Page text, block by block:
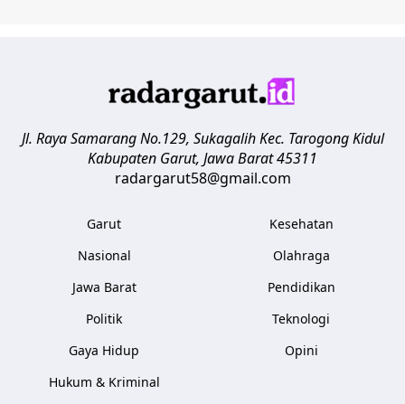
Jl. Raya Samarang No.129, Sukagalih Kec. Tarogong Kidul
Kabupaten Garut, Jawa Barat45311
radargarut58@gmail.com
Garut
Nasional
Jawa Barat
Politik
Gaya Hidup
Hukum & Kriminal
Kesehatan
Olahraga
Pendidikan
Teknologi
Opini